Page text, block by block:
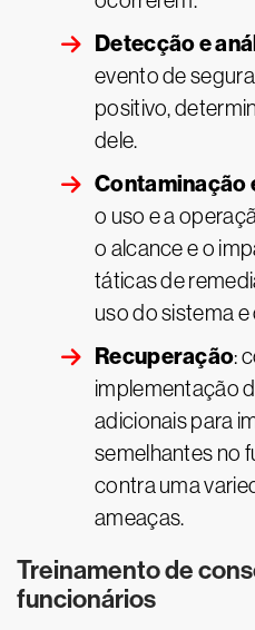
Detecção e
evento de
positivo,
dele.
Contaminação
o uso e a
o alcance e o
táticas de
uso do sistema
Recuperação:
implementação
adicionais para
semelhantes no
contra uma
ameaças.
Treinamento de
funcionários